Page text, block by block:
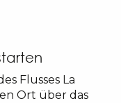
Flusses La
Ort über das